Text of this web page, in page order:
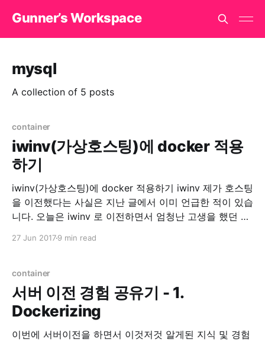
Gunner’s Workspace
mysql
A collection of 5 posts
container
iwinv(가상호스팅)에 docker 적용
하기
iwinv(가상호스팅)에 docker 적용하기 iwinv 제가 호스팅
을 이전했다는 사실은 지난 글에서 이미 언급한 적이 있습
니다. 오늘은 iwinv 로 이전하면서 엄청난 고생을 했던 경
용을 하는 것에
27 Jun 20179 min read
container
서버 이전 경험 공유기 - 1.
Dockerizing
이번에 서버이전을 하면서 이것저것 알게된 지식 및 경험